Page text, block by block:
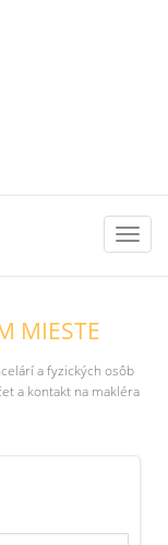
MIESTE
a fyzických osôb
a kontakt na makléra